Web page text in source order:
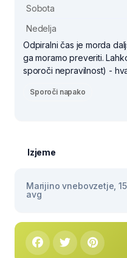
Sobota
Nedelja
Odpiralni čas je morda
ga moramo preveriti.
sporoči nepravilnost) -
Sporoči napako
Izjeme
Marijino vnebovzetje,
avg